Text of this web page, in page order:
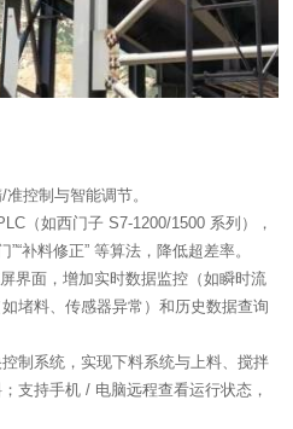
控制与智能调节。
（如西门子 S7-1200/1500 系列），
补料修正” 等算法，降低超差率。
界面，增加实时数据监控（如瞬时流
堵料、传感器异常）和历史数据查询
制系统，实现下料系统与上料、搅拌
支持手机 / 电脑远程查看运行状态，